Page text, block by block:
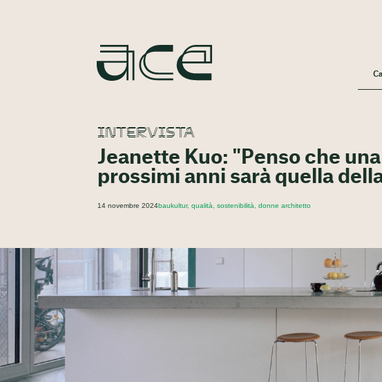
INTERVISTA
Jeanette Kuo: "Penso che
prossimi anni sarà quella
14 novembre 2024baukultur, qualità, sostenibilità, donne architetto